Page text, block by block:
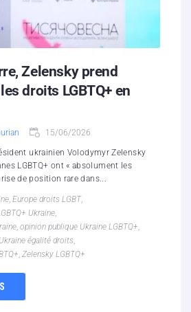
Zelensky prend
droits LGBTQ+ en
15/06/2026
ukrainien Volodymyr Zelensky
LGBTQ+ ont « absolument les
de position rare dans...
, Europe droits LGBT,
Ukraine,
, opinion publique Ukraine LGBTQ+,
Ukraine égalité droits,
, Zelensky LGBTQ+